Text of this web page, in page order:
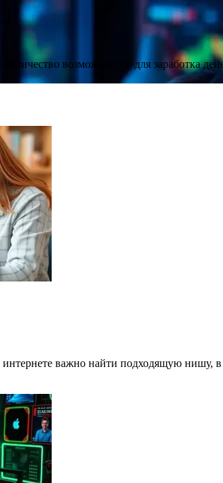
возможностей для заработка
важно найти подходящую нишу, в